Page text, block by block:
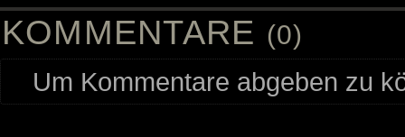
KOMMENTARE (0)
Um Kommentare abgeben zu